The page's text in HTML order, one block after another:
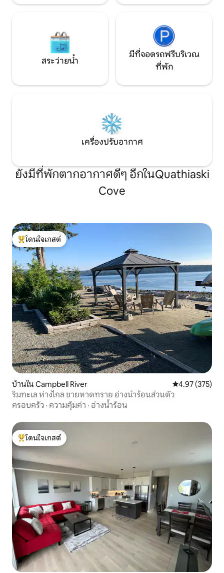
สระว่ายน้ำ
มีที่จอดรถฟรีบริเวณ
ที่พัก
เครื่องปรับอากาศ
ยังมีที่พักตากอากาศดีๆ อีกในQuathiaski
Cove
โดนใจเกสต์ที่สุด
โดนใจเกสต์
บ้านใน Campbell River คะแนนเฉลี่ย
4.97 (375)
ริมทะเล ห่างไกล ชายหาดทราย อ่างน้ำร้อนส่วนตัว
ครอบครัว · ความคุ้มค่า · อ่างน้ำร้อน
โดนใจเกสต์ที่สุด
โดนใจเกสต์